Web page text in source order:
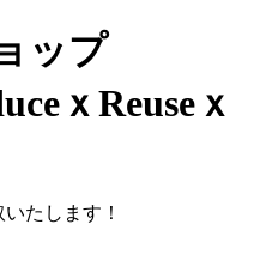
たします！